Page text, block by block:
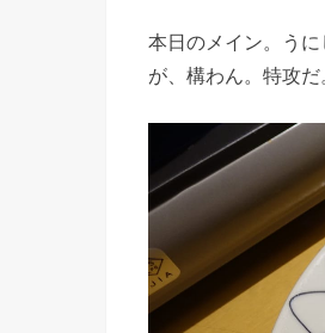
本日のメイン。う
が、構わん。特攻だ